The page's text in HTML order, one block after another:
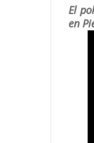
El
en